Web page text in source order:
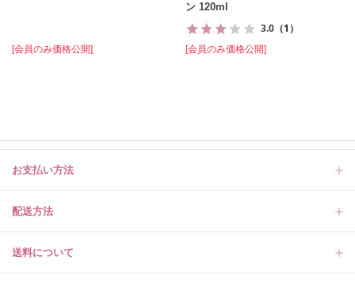
[会員のみ価格公開]
ン 120ml
3.0 （1）
[会員のみ価格公開]
お支払い方法
配送方法
送料について